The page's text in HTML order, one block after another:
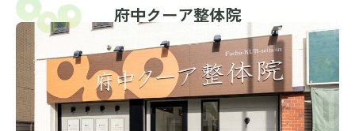
府中クーア整体院